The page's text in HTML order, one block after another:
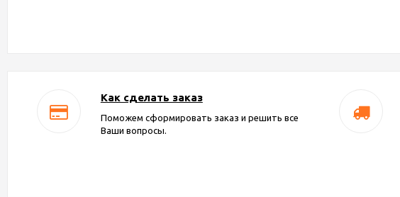
Как сделать заказ
Поможем сформировать заказ и решить все
Ваши вопросы.